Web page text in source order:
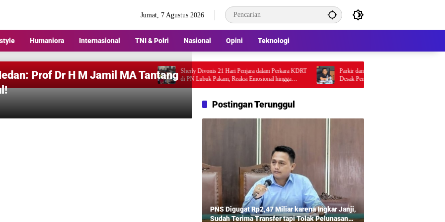
Jumat, 7 Agustus 2026
Humaniora Internasional TNI & Polri Nasional Opini Teknologi
Sherly Divonis 21 Hari Penjara dalam Perkara KDRT
di PN Lubuk Pakam, Reaksi Emosional hingga
Rencana Banding Jadi Sorotan
Parkir dan Lampu Jalan Jadi Sorotan DPRD, Fauzi
Desak Pemkot Medan Percepat Pembenahan
Prof Dr H M Jamil MA Tantang
Postingan Terunggul
PNS Digugat Rp2,47 Miliar karena Ingkar Janji,
Sudah Terima Transfer tapi Tolak Pelunasan